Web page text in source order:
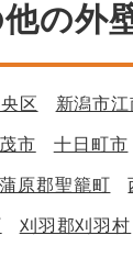
の外
区 新潟市江
市 十日町市
原郡聖籠町
刈羽郡刈羽村